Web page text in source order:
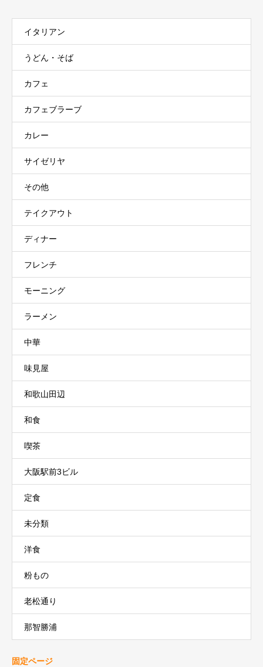
イタリアン
うどん・そば
カフェ
カフェブラーブ
カレー
サイゼリヤ
その他
テイクアウト
ディナー
フレンチ
モーニング
ラーメン
中華
味見屋
和歌山田辺
和食
喫茶
大阪駅前3ビル
定食
未分類
洋食
粉もの
老松通り
那智勝浦
固定ページ